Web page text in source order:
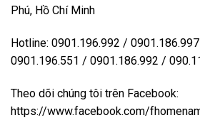
Phú, Hồ Chí Minh
Hotline: 0901.196.992 /
0901.196.551 / 0901.186.992 /
Theo dõi chúng tôi trên Facebook:
https://www.facebook.com/